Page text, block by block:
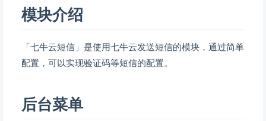
模块介绍
「七牛云短信」是使用七牛云发送短信的模块，通过简单
配置，可以实现验证码等短信的配置。
后台菜单